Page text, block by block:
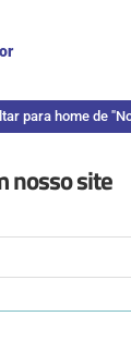
para home de
nosso site